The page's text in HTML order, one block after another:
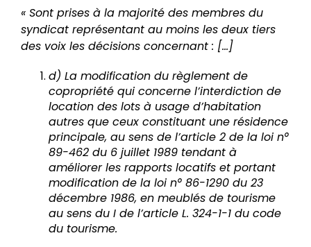
« Sont prises à la majorité des membres du
syndicat représentant au moins les deux tiers
des voix les décisions concernant : […]
d) La modification du règlement de
copropriété qui concerne l’interdiction de
location des lots à usage d’habitation
autres que ceux constituant une résidence
principale, au sens de l’article 2 de la loi n°
89-462 du 6 juillet 1989 tendant à
améliorer les rapports locatifs et portant
modification de la loi n° 86-1290 du 23
décembre 1986, en meublés de tourisme
au sens du I de l’article L. 324-1-1 du code
du tourisme.